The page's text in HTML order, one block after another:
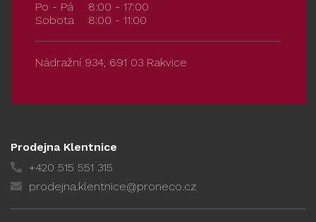
Po - Pá
8:00 - 17:00
Sobota
8:00 - 11:00
Nádražní 934, 691 03 Rakvice
Prodejna Klentnice
+420 515 551 315
prodejna.klentnice@proneco.cz